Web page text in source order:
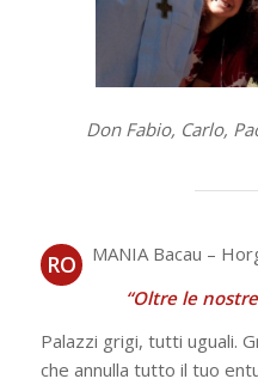
Don Fabio, Carlo,
RO
MANIA Bacau –
“Oltre le
Palazzi grigi, tutti uguali.
che annulla tutto il tuo